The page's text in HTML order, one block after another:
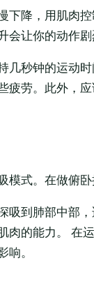
下降，用肌肉
会让你的动作剧
几秒钟的运动
疲劳。此外，
模式。在做俯
吸到肺部中部
肉的能力。 在
。